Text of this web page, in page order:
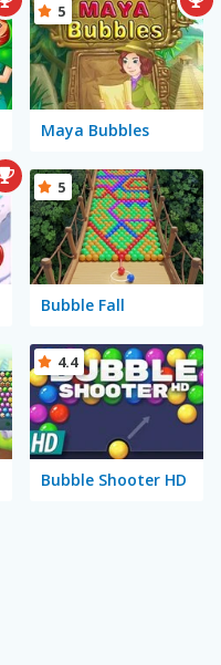
Maya Bubbles
5
Bubble Fall
5
Bubble Shooter HD
4.4